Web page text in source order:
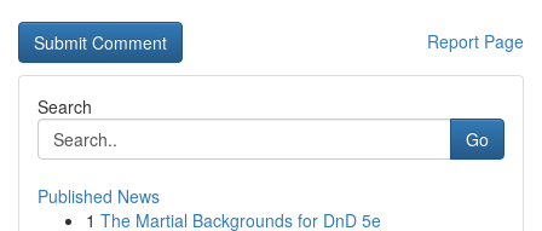
Report Page
Search
Go
Published News
1 The Martial Backgrounds for DnD 5e